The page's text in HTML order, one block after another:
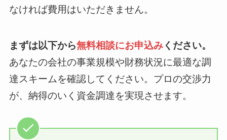
なければ費用はいただきません。
まずは以下から無料相談にお申込みください。
あなたの会社の事業規模や財務状況に最適な調
達スキームを確認してください。プロの交渉力
が、納得のいく資金調達を実現させます。